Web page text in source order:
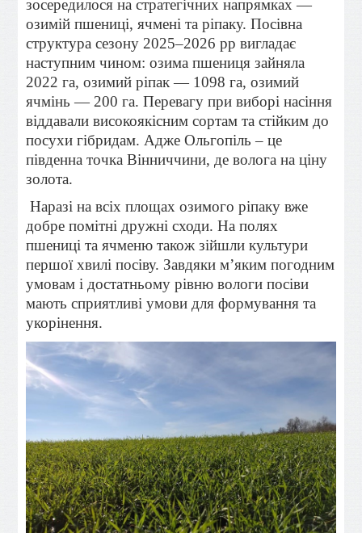
зосередилося на стратегічних напрямках —
озимій пшениці, ячмені та ріпаку. Посівна
структура сезону 2025–2026 рр вигладає
наступним чином: озима пшениця зайняла
2022 га, озимий ріпак — 1098 га, озимий
ячмінь — 200 га. Перевагу при виборі насіння
віддавали високоякісним сортам та стійким до
посухи гібридам. Адже Ольгопіль – це
південна точка Вінниччини, де волога на ціну
золота.
Наразі на всіх площах озимого ріпаку вже
добре помітні дружні сходи. На полях
пшениці та ячменю також зійшли культури
першої хвилі посіву. Завдяки м’яким погодним
умовам і достатньому рівню вологи посіви
мають сприятливі умови для формування та
укорінення.